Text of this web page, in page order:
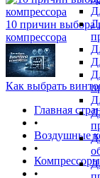
10 причин выбора
компрессора
Как выбрать
Главная
•
Воздушные
•
•